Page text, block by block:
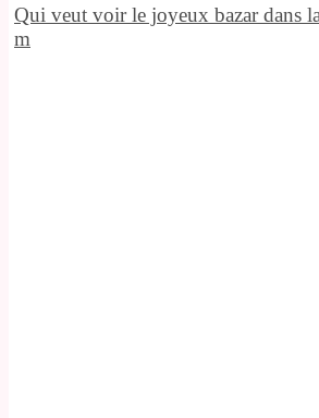
Qui veut voir le joyeux bazar dans
m